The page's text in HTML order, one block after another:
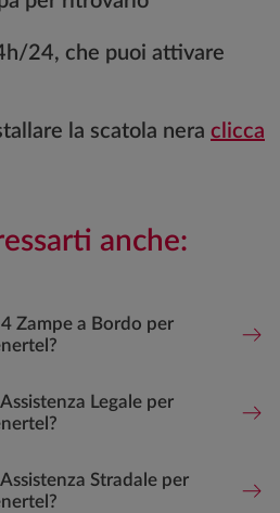
24, che puoi attivare
la scatola nera clicca
anche:
Zampe a Bordo per
Legale per
Stradale per